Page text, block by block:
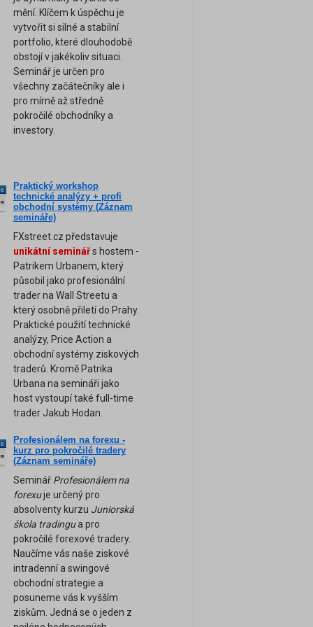
mění. Klíčem k úspěchu je
vytvořit si silné a stabilní
portfolio, které dlouhodobě
obstojí v jakékoliv situaci.
Seminář je určen pro
všechny začátečníky ale i
pro mírně až středně
pokročilé obchodníky a
investory.
Praktický workshop
technické analýzy + profi
obchodní systémy (Záznam
semináře)
FXstreet.cz představuje
unikátní seminářs hostem -
Patrikem Urbanem, který
působil jako profesionální
trader na Wall Streetu a
který osobně přiletí do Prahy.
Praktické použití technické
analýzy, Price Action a
obchodní systémy ziskových
traderů. Kromě Patrika
Urbana na semináři jako
host vystoupí také full-time
trader Jakub Hodan.
Profesionálem na forexu -
kurz pro pokročilé tradery
(Záznam semináře)
Seminář Profesionálem na
forexuje určený pro
absolventy kurzu Juniorská
škola tradingua pro
pokročilé forexové tradery.
Naučíme vás naše ziskové
intradenní a swingové
obchodní strategie a
posuneme vás k vyšším
ziskům. Jedná se o jeden z